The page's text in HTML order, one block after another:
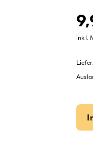
inkl.